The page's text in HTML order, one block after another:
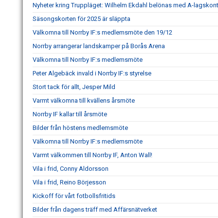
Nyheter kring Truppläget: Wilhelm Ekdahl belönas med A-
Säsongskorten för 2025 är släppta
Välkomna till Norrby IF:s medlemsmöte den 19/12
Norrby arrangerar landskamper på Borås Arena
Välkomna till Norrby IF:s medlemsmöte
Peter Algebäck invald i Norrby IF:s styrelse
Stort tack för allt, Jesper Mild
Varmt välkomna till kvällens årsmöte
Norrby IF kallar till årsmöte
Bilder från höstens medlemsmöte
Välkomna till Norrby IF:s medlemsmöte
Varmt välkommen till Norrby IF, Anton Wall!
Vila i frid, Conny Aldorsson
Vila i frid, Reino Börjesson
Kickoff för vårt fotbollsfritids
Bilder från dagens träff med Affärsnätverket